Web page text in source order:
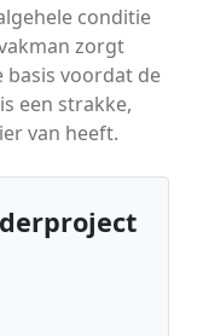
conditie
zorgt
basis voordat de
een strakke,
van heeft.